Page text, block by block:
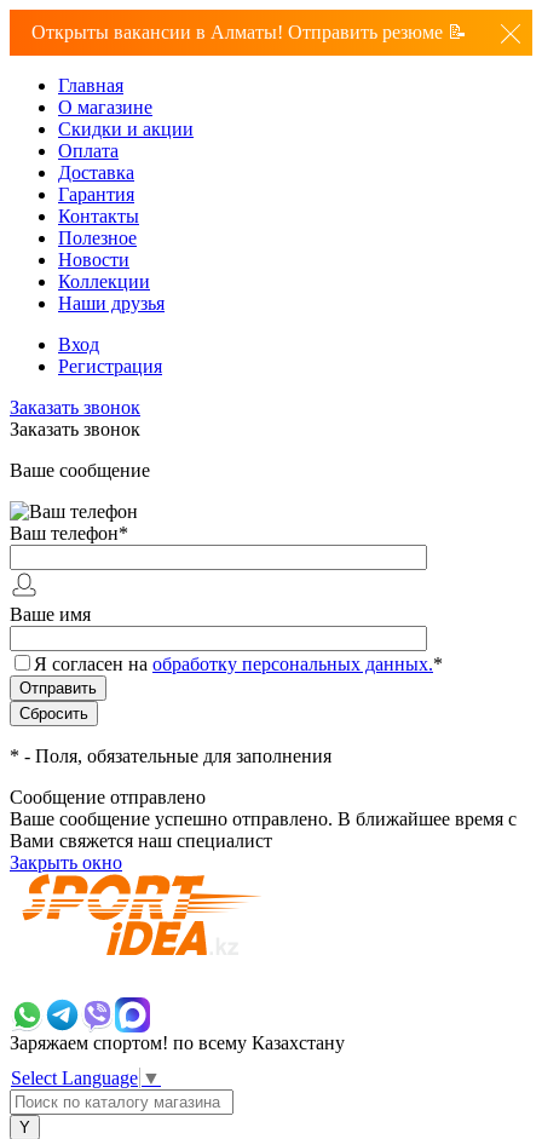
Открыты вакансии в Алматы! Отправить резюме 📝
Главная
О магазине
Скидки и акции
Оплата
Доставка
Гарантия
Контакты
Полезное
Новости
Коллекции
Наши друзья
Вход
Регистрация
Заказать звонок
Заказать звонок
Ваше сообщение
Ваш телефон*
Ваше имя
Я согласен на обработку персональных данных.*
* - Поля, обязательные для заполнения
Сообщение отправлено
Ваше сообщение успешно отправлено. В ближайшее время с
Вами свяжется наш специалист
Закрыть окно
Заряжаем спортом! по всему Казахстану
Select Language ▼